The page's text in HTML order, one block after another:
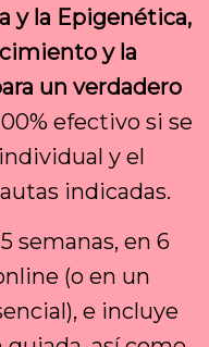
y la Epigenética,
y la
un verdadero
efectivo si se
y el
indicadas.
semanas, en 6
(o en un
e incluye